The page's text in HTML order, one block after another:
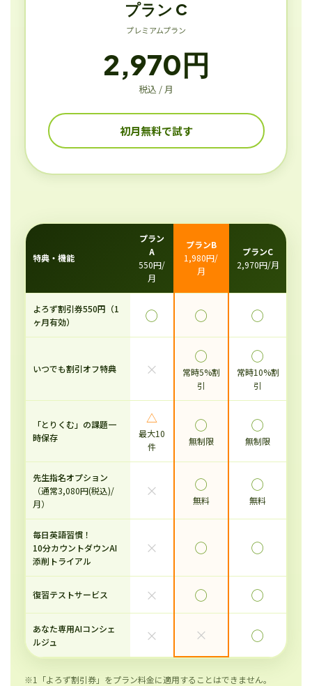
プラン C
プレミアムプラン
2,970円
税込 / 月
初月無料で試す
特典・機能
プラン
A
550円/
月
プランB
1,980円/
月
プランC
2,970円/月
よろず割引券550円（1
ヶ月有効）
◯ ◯ ◯
いつでも割引オフ特典 ×
◯
常時5%割
引
◯
常時10%割
引
「とりくむ」の課題一
時保存
△
最大10
件
◯
無制限
◯
無制限
先生指名オプション
（通常3,080円(税込)/
月）
× ◯
無料
◯
無料
毎日英語習慣！
10分カウントダウンAI
添削トライアル
× ◯ ◯
復習テストサービス × ◯ ◯
あなた専用AIコンシェ
ルジュ
× × ◯
※1「よろず割引券」をプラン料金に適用することはできません。